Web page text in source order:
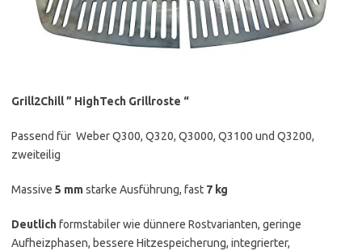
Grill2Chill ” HighTech Grillroste “
Passend für Weber Q300, Q320, Q3000, Q3100 und Q3200,
zweiteilig
Massive 5 mmstarke Ausführung, fast 7 kg
Deutlichformstabiler wie dünnere Rostvarianten, geringe
Aufheizphasen, bessere Hitzespeicherung, integrierter,